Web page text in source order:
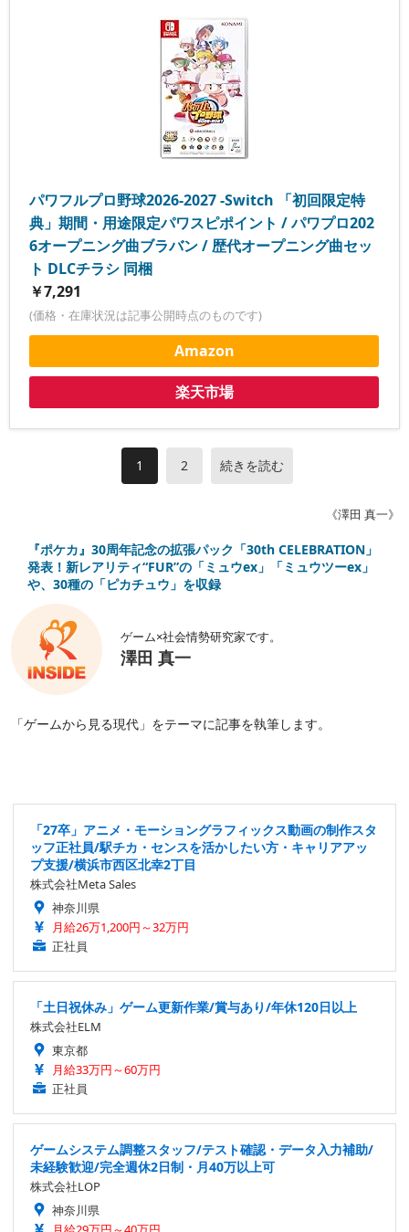
パワフルプロ野球2026-2027 -Switch 「初回限定特
典」期間・用途限定パワスピポイント / パワプロ202
6オープニング曲ブラバン / 歴代オープニング曲セッ
ト DLCチラシ 同梱
￥7,291
(価格・在庫状況は記事公開時点のものです)
Amazon
楽天市場
1 2 続きを読む
《澤田 真一》
『ポケカ』30周年記念の拡張パック「30th CELEBRATION」
発表！新レアリティ“FUR”の「ミュウex」「ミュウツーex」
や、30種の「ピカチュウ」を収録
ゲーム×社会情勢研究家です。
澤田 真一
「ゲームから見る現代」をテーマに記事を執筆します。
「27卒」アニメ・モーショングラフィックス動画の制作スタ
ッフ正社員/駅チカ・センスを活かしたい方・キャリアアッ
プ支援/横浜市西区北幸2丁目
株式会社Meta Sales
神奈川県
月給26万1,200円～32万円
正社員
「土日祝休み」ゲーム更新作業/賞与あり/年休120日以上
株式会社ELM
東京都
月給33万円～60万円
正社員
ゲームシステム調整スタッフ/テスト確認・データ入力補助/
未経験歓迎/完全週休2日制・月40万以上可
株式会社LOP
神奈川県